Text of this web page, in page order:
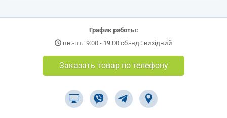
График работы:
пн.-пт.: 9:00 - 19:00 сб.-нд.: вихідний
Заказать товар по телефону